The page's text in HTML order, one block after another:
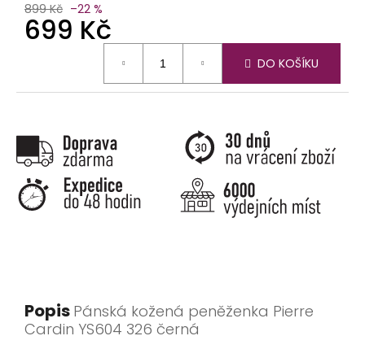
899 Kč –22 %
699 Kč
DO KOŠÍKU
Popis Pánská kožená peněženka Pierre
Cardin YS604 326 černá